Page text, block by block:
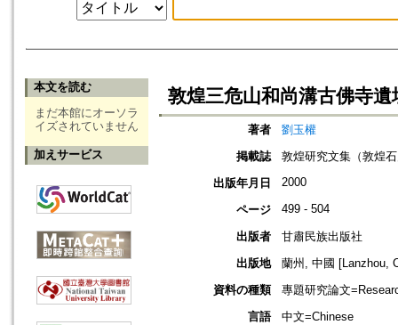
本文を読む
まだ本館にオーソラ
イズされていません
加えサービス
敦煌三危山和尚溝古佛寺遺
著者
劉玉權
掲載誌
敦煌研究文集（敦煌
出版年月日
2000
ページ 499 - 504
出版者
甘肅民族出版社
出版地
蘭州, 中國 [Lanzhou,
資料の種類
專題研究論文
言語
中文=Chinese